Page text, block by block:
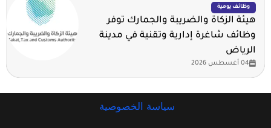
وظائف يومية
هيئة الزكاة والضريبة والجمارك توفر
وظائف شاغرة إدارية وتقنية في مدينة
الرياض
04 أغسطس 2026
سياسة الخصوصية